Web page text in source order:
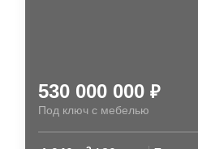
530 000 000 ₽
Под ключ с мебелью